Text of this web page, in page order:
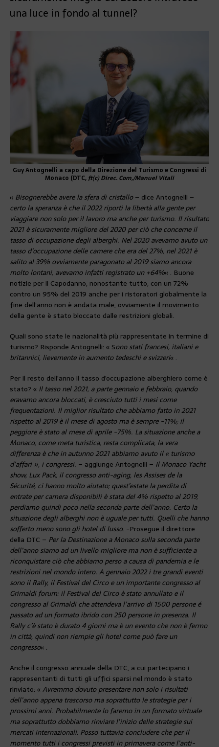
una luce in fondo al tunnel?
Guy Antognelli a capo della Direzione del Turismo e Congressi di
Monaco (DTC, ft(c) Direc. Com,/Manuel Vitali
« Bisognerebbe avere la sfera di cristallo– dice Antognelli –
certo la speranza è che il 2022 riporti la libertà alla gente per
viaggiare non solo per il lavoro ma anche per turismo. Il risultato
2021 è sicuramente migliore del 2020 per ciò che concerne il
tasso di occupazione degli alberghi. Nel 2020 avevamo avuto un
tasso d’occupazione delle camere che era del 27%, nel 2021 è
salito al 39% ovviamente paragonato al 2019 siamo ancora
molto lontani, avevamo infatti registrato un +64%« . Buone
notizie per il Capodanno, nonostante tutto, con un 72%
contro un 95% del 2019 anche per i ristoratori globalmente la
fine dell’anno non è andata male, ovviamente il movimento
della gente è stato bloccato dalle restrizioni globali.
Quali sono state le nazionalità più rappresentate in termine di
turismo? Risponde Antognelli: « Sono stati francesi, italiani e
britannici, lievemente in aumento tedeschi e svizzeri« .
Per il resto dell’anno il tasso d’occupazione alberghiero come è
stato? « Il tasso nel 2021, a parte gennaio e febbraio, quando
eravamo ancora bloccati, è cresciuto tutti i mesi come
frequentazioni. Il miglior risultato che abbiamo fatto in 2021
rispetto al 2019 è il mese di agosto ma è sempre -11%; il
peggiore è stato al mese di aprile -75%. La situazione anche a
Monaco, come meta turistica, resta complicata, la vera
differenza è che in autunno 2021 abbiamo avuto il « turismo
d’affari », i congressi. – aggiunge Antognelli – Il Monaco Yacht
show, Lux Pack, il congresso anti-aging, les Assises de la
Sécurité, ci hanno molto aiutato; quest’estate la perdita di
entrate per camera disponibili è stata del 4% rispetto al 2019,
perdiamo quindi poco nella seconda parte dell’anno. Certo la
situazione degli alberghi non è uguale per tutti. Quelli che hanno
sofferto meno sono gli hotel di lusso. -Prosegue il direttore
della DTC – Per la Destinazione a Monaco sulla seconda parte
dell’anno siamo ad un livello migliore ma non è sufficiente a
riconquistare ciò che abbiamo perso a causa di pandemia e le
restrizioni nel mondo intero. A gennaio 2022 i tre grandi eventi
sono il Rally, il Festival del Circo e un importante congresso al
Grimaldi forum: il Festival del Circo è stato annullato e il
congresso al Grimaldi che attendeva l’arrivo di 1500 persone é
passato ad un formato ibrido con 250 persone in presenza. Il
Rally c’è stato è durato 4 giorni ma è un evento che non è fermo
in città, quindi non riempie gli hotel come può fare un
congresso« .
Anche il congresso annuale della DTC, a cui partecipano i
rappresentanti di tutti gli uffici sparsi nel mondo è stato
rinviato: « Avremmo dovuto presentare non solo i risultati
dell’anno appena trascorso ma soprattutto le strategie per i
prossimi anni. Probabilmente lo faremo in un formato virtuale
ma soprattutto dobbiamo rinviare l’inizio delle strategie sui
mercati internazionali. Posso tuttavia concludere che per il
momento tutti i congressi previsti in primavera come l’anti-